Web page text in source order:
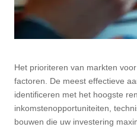
Het prioriteren van markten
factoren. De meest effectieve
identificeren met het hoogste
inkomstenopportuniteiten,
bouwen die uw investering